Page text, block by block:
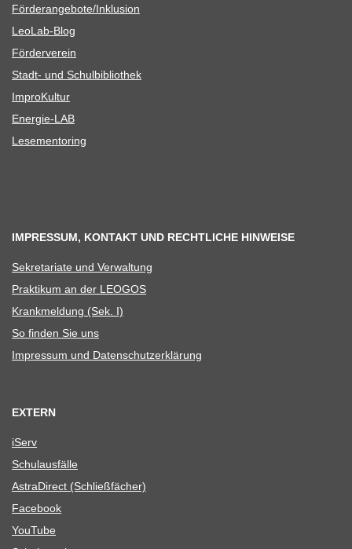
Förderangebote/​​Inklusion
Leo­Lab-Blog
För­der­ver­ein
Stadt- und Schulbibliothek
Impro­Kul­tur
Ener­­gie-LAB
Lese­men­to­ring
IMPRESSUM, KONTAKT UND RECHTLICHE HINWEISE
Sekre­ta­riate und Verwaltung
Prak­ti­kum an der LEOGOS
Krank­mel­dung (Sek. I)
So fin­den Sie uns
Impres­sum und Datenschutzerklärung
EXTERN
iServ
Schul­aus­fälle
Astra­Di­rect (Schließ­fä­cher)
Face­book
You­Tube